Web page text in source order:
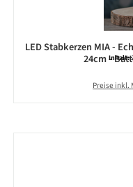
LED Stabkerzen MIA -
24cm -Inhalt:
Preise inkl.